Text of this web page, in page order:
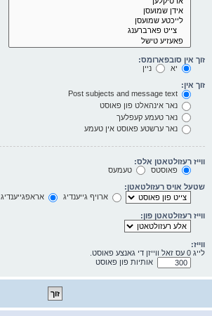
זוך אין סובפארומס:
יא
ניין
זוך אין:
נאר אינהאלט פון פאוסט
נאר טעמע קעפלעך
נאר ערשטע פאוסט אין טעמע
ווייז רעזולטאטן אלס:
פאוסטס
טעמעס
שטעל אויס רעזולטאטן:
ארויף גייענדיג
אראפגייענדיג
ווייז רעזולטאטן פון:
ווייז:
לייג 0 עס זאל ווייזן די גאנצע פאוסט.
אותיות פון פאוסט